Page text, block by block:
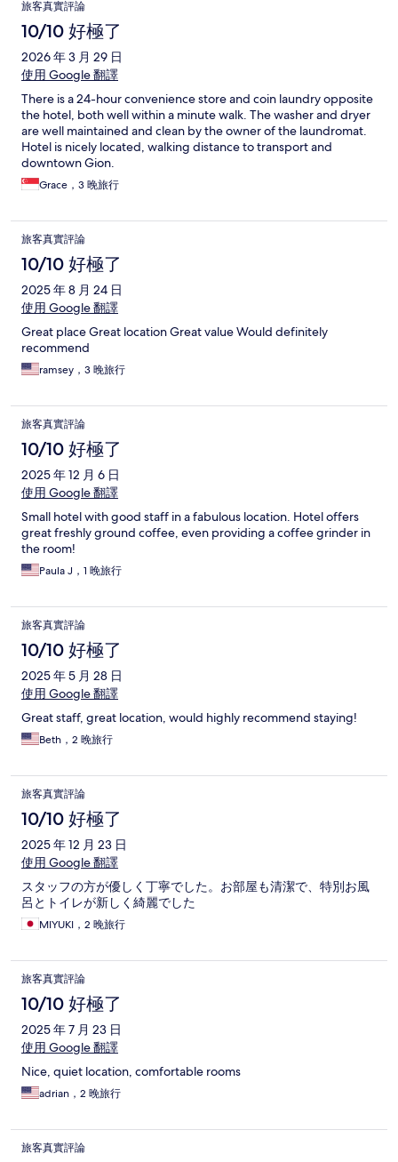
旅客真實評論
10/10 好極了
2026 年 3 月 29 日
使用 Google 翻譯
There is a 24-hour convenience store and coin laundry opposite
the hotel, both well within a minute walk. The washer and dryer
are well maintained and clean by the owner of the laundromat.
Hotel is nicely located, walking distance to transport and
downtown Gion.
Grace，3 晚旅行
旅客真實評論
10/10 好極了
2025 年 8 月 24 日
使用 Google 翻譯
Great place Great location Great value Would definitely
recommend
ramsey，3 晚旅行
旅客真實評論
10/10 好極了
2025 年 12 月 6 日
使用 Google 翻譯
Small hotel with good staff in a fabulous location. Hotel offers
great freshly ground coffee, even providing a coffee grinder in
the room!
Paula J，1 晚旅行
旅客真實評論
10/10 好極了
2025 年 5 月 28 日
使用 Google 翻譯
Great staff, great location, would highly recommend staying!
Beth，2 晚旅行
旅客真實評論
10/10 好極了
2025 年 12 月 23 日
使用 Google 翻譯
スタッフの方が優しく丁寧でした。お部屋も清潔で、特別お風
呂とトイレが新しく綺麗でした
MIYUKI，2 晚旅行
旅客真實評論
10/10 好極了
2025 年 7 月 23 日
使用 Google 翻譯
Nice, quiet location, comfortable rooms
adrian，2 晚旅行
旅客真實評論